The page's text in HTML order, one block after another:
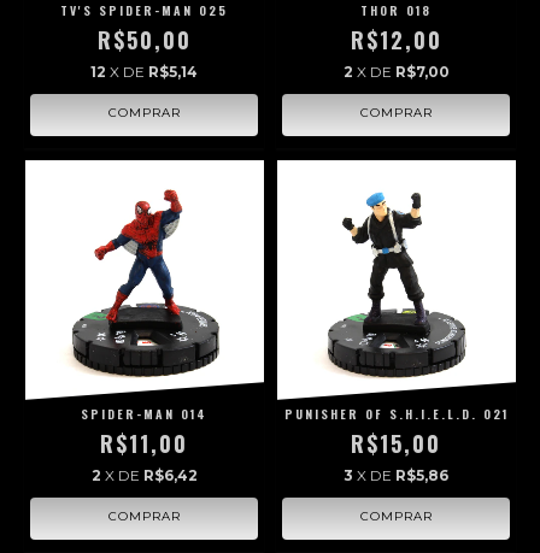
TV'S SPIDER-MAN 025
R$50,00
12 X DE R$5,14
THOR 018
R$12,00
2 X DE R$7,00
SPIDER-MAN 014
R$11,00
2 X DE R$6,42
PUNISHER OF S.H.I.E.L.D. 021
R$15,00
3 X DE R$5,86